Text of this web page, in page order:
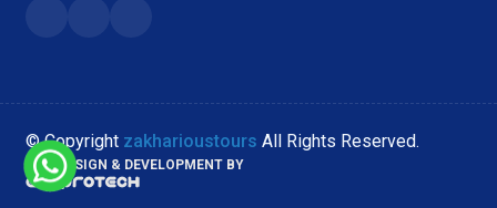
© Copyright zakharioustours All Rights Reserved.
WEB DESIGN & DEVELOPMENT BY